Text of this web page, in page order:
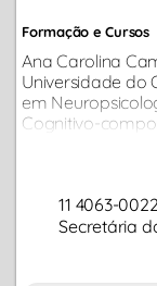
Formação e Cursos
Ana Carolina
Universidade do
em
Cognitivo-
depressão,
11 4063-0022
Secretária